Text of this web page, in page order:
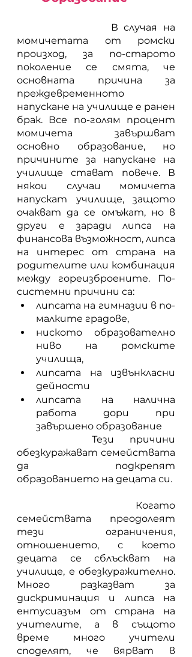
момичетата от ромски
произход, за по-старото
поколение се смята, че
основната причина за
преждевременното
напускане на училище е ранен
брак. Все по-голям процент
момичета завършват
основно образование, но
причините за напускане на
училище стават повече. В
някои случаи момичета
напускат училище, защото
очакват да се омъжат, но в
други е заради липса на
финансова възможност, липса
на интерес от страна на
родителите или комбинация
между гореизброените. По-
системни причини са:
липсата на гимназии в по-
малките градове,
ниското образователно
ниво на ромските
училища,
липсата на извънкласни
дейности
липсата на налична
работа дори при
завършено образование
обезкуражават семействата
да подкрепят
образованието на децата си.
семействата преодолеят
тези ограничения,
отношението, с което
децата се сблъскват на
училище, е обезкуражително.
Много разказват за
дискриминация и липса на
ентусиазъм от страна на
учителите, а в същото
време много учители
споделят, че вярват в